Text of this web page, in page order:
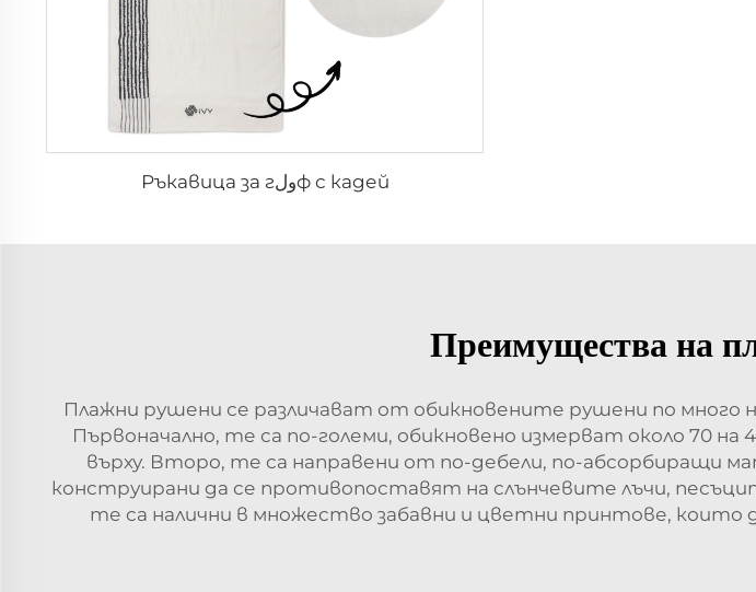
Ръкавица за гولф с кадей
Преимущества на
Плажни рушени се различават от обикновените рушени по много
Първоначално, те са по-големи, обикновено измерват около 70
върху. Второ, те са направени от по-дебели, по-абсорбиращи
конструирани да се противопоставят на слънчевите лъчи,
те са налични в множество забавни и цветни принтове,